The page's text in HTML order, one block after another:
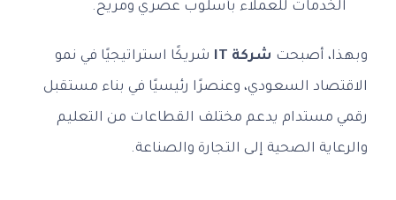
الخدمات للعملاء بأسلوب عصري ومريح.
وبهذا، أصبحت شركة IT شريكًا استراتيجيًا في نمو
الاقتصاد السعودي، وعنصرًا رئيسيًا في بناء مستقبل
رقمي مستدام يدعم مختلف القطاعات من التعليم
والرعاية الصحية إلى التجارة والصناعة.